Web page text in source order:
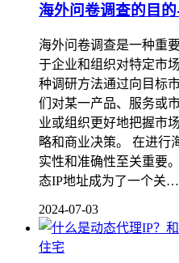
海外问卷调查的目
海外问卷调查是一种重
于企业和组织对特定市
种调研方法通过向目标
们对某一产品、服务或
业或组织更好地把握市
略和商业决策。 在进行
实性和准确性至关重要
态IP地址成为了一个关…
2024-07-03
住宅